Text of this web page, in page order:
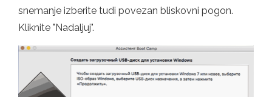
snemanje izberite tudi povezan bliskovni pogon.
Kliknite "Nadaljuj".